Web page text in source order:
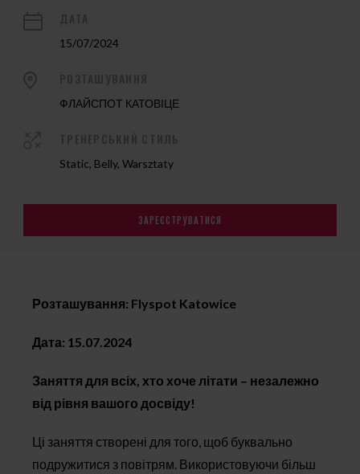
15/07/2024
ФЛАЙСПОТ КАТОВІЦЕ
Static, Belly, Warsztaty
ЗАРЕЄСТРУВАТИСЯ
Розташування: Flyspot Katowice
Дата: 15.07.2024
Заняття для всіх, хто хоче літати – незалежно
від рівня вашого досвіду!
Ці заняття створені для того, щоб буквально
подружитися з повітрям. Використовуючи більш